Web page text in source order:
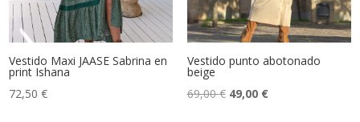
Vestido Maxi JAASE Sabrina en
print Ishana
72,50€
Vestido punto abotonado
beige
69,00€ El
49,00 €El